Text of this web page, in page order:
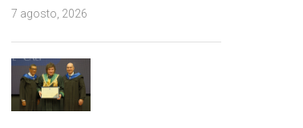
7 agosto, 2026